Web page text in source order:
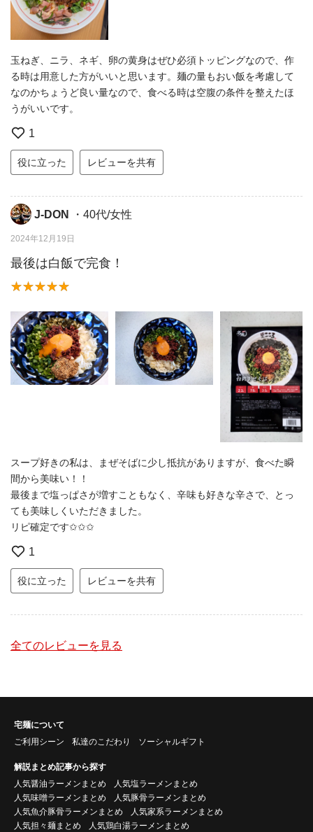
玉ねぎ、ニラ、ネギ、卵の黄身はぜひ必須トッピングなので、作
る時は用意した方がいいと思います。麺の量もおい飯を考慮して
なのかちょうど良い量なので、食べる時は空腹の条件を整えたほ
うがいいです。
1
役に立った レビューを共有
J-DON ・40代/女性
2024年12月19日
最後は白飯で完食！
スープ好きの私は、まぜそばに少し抵抗がありますが、食べた瞬
間から美味い！！
最後まで塩っぱさが増すこともなく、辛味も好きな辛さで、とっ
ても美味しくいただきました。
リピ確定です✩✩✩
1
役に立った レビューを共有
全てのレビューを見る
宅麺について
ご利用シーン
私達のこだわり ソーシャルギフト
解説まとめ記事から探す
人気醤油ラーメンまとめ
人気塩ラーメンまとめ
人気味噌ラーメンまとめ
人気豚骨ラーメンまとめ
人気魚介豚骨ラーメンまとめ
人気家系ラーメンまとめ
人気担々麺まとめ
人気鶏白湯ラーメンまとめ